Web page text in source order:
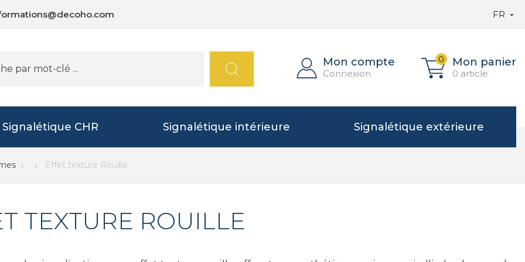
FR 
Mon compte
Connexion
0 Mon panier
0 article
Signalétique CHR Signalétique intérieure Signalétique extérieure
Effet texture Rouille
TEXTURE ROUILLE